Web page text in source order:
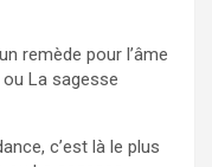
remède pour l’âme
La sagesse
c’est là le plus